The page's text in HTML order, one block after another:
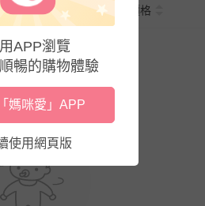
新上市 價格
APP瀏覽
暢的購物體驗
媽咪愛」APP
使用網頁版